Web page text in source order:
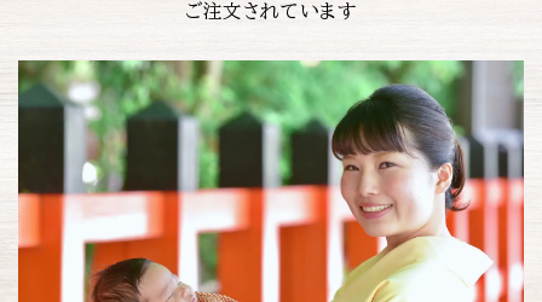
ご注文されています